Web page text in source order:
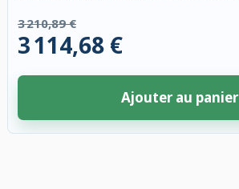
3 210,89 €
3 114,68 €
Ajouter au panier